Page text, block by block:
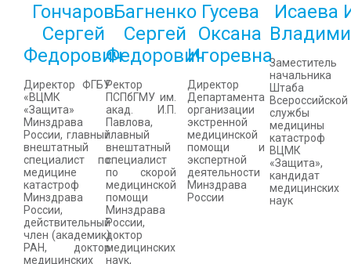
Гончаров
Сергей
Федорович
Директор ФГБУ
«ВЦМК
«Защита»
Минздрава
России, главный
внештатный
специалист по
медицине
катастроф
Минздрава
России,
действительный
член (академик)
РАН, доктор
медицинских
Багненко
Сергей
Федорович
Ректор
ПСПбГМУ им.
акад. И.П.
Павлова,
главный
внештатный
специалист
по скорой
медицинской
помощи
Минздрава
России,
доктор
медицинских
наук,
Гусева
Оксана
Игоревна
Директор
Департамента
организации
экстренной
медицинской
помощи и
экспертной
деятельности
Минздрава
России
Исаева
Заместитель
начальника
Штаба
Всероссийской
службы
медицины
катастроф
ВЦМК
«Защита»,
кандидат
медицинских
наук